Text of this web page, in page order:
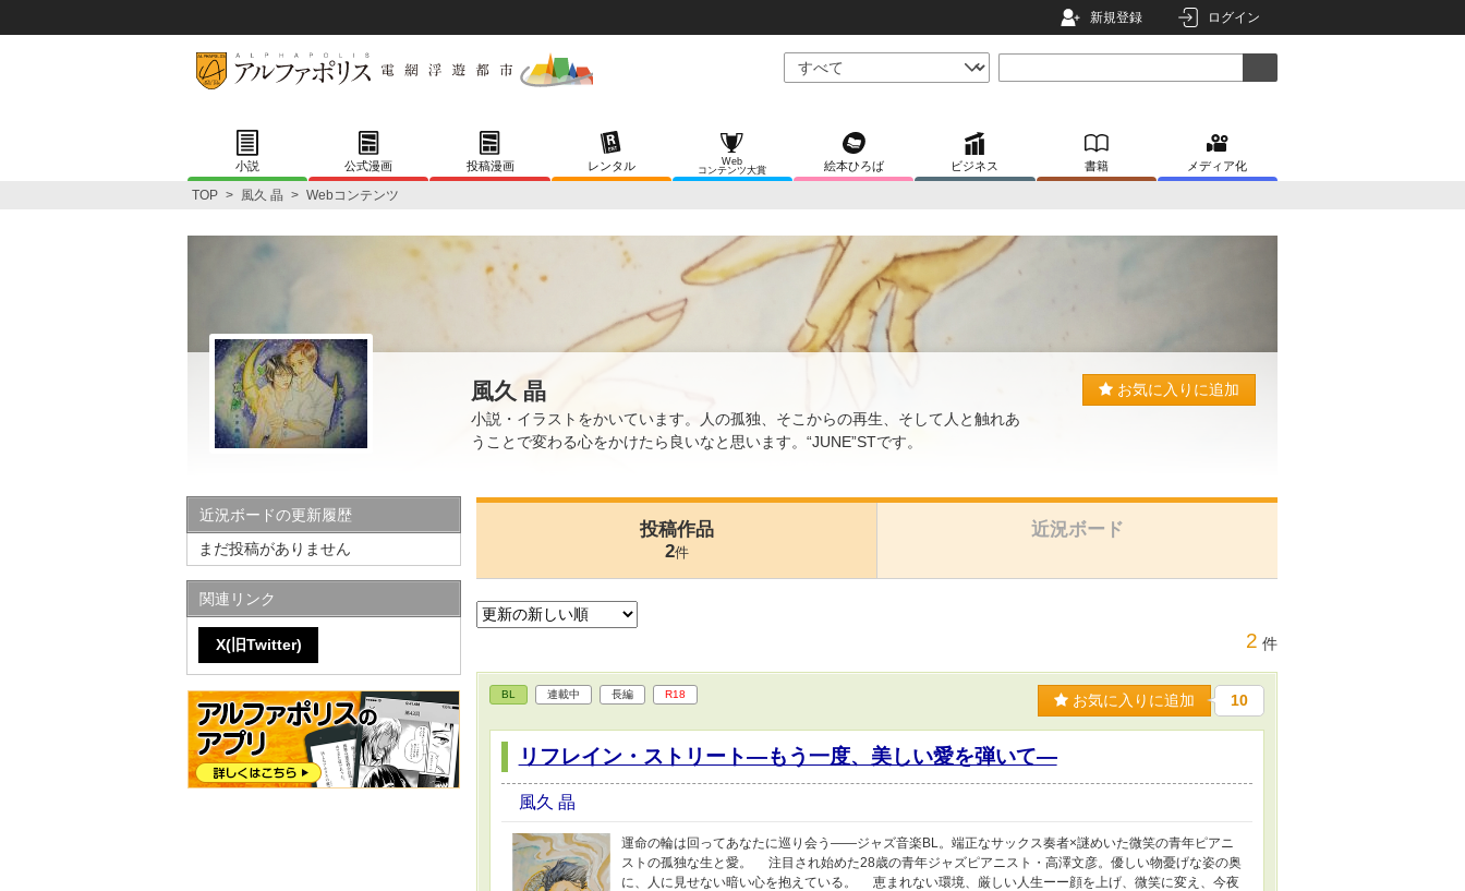
新規登録 ログイン
小説 公式漫画 投稿漫画 レンタル
Web
コンテンツ大賞
絵本ひろば ビジネス 書籍 メディア化
TOP > 風久 晶 > Webコンテンツ
風久 晶
小説・イラストをかいています。人の孤独、そこからの再生、そして人と触れあ
うことで変わる心をかけたら良いなと思います。“JUNE”STです。
お気に入りに追加
投稿作品
2件
近況ボード
2 件
BL 連載中 長編 R18 お気に入りに追加 10
リフレイン・ストリート―もう一度、美しい愛を弾いて―
風久 晶
運命の輪は回ってあなたに巡り会う――ジャズ音楽BL。端正なサックス奏者×謎めいた微笑の青年ピアニ
ストの孤独な生と愛。 注目され始めた28歳の青年ジャズピアニスト・高澤文彦。優しい物憂げな姿の奥
に、人に見せない暗い心を抱えている。 恵まれない環境、厳しい人生ーー顔を上げ、微笑に変え、今夜
近況ボードの更新履歴
まだ投稿がありません
関連リンク
X(旧Twitter)